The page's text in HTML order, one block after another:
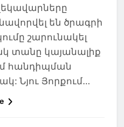
են ծրագրի
շարունակել
տանը կայանալիք
հանդիպման
Նյու Յորքում…